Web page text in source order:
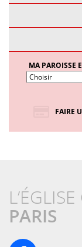
MA PAROISSE
FAIRE
L’ÉGLISE
PARIS